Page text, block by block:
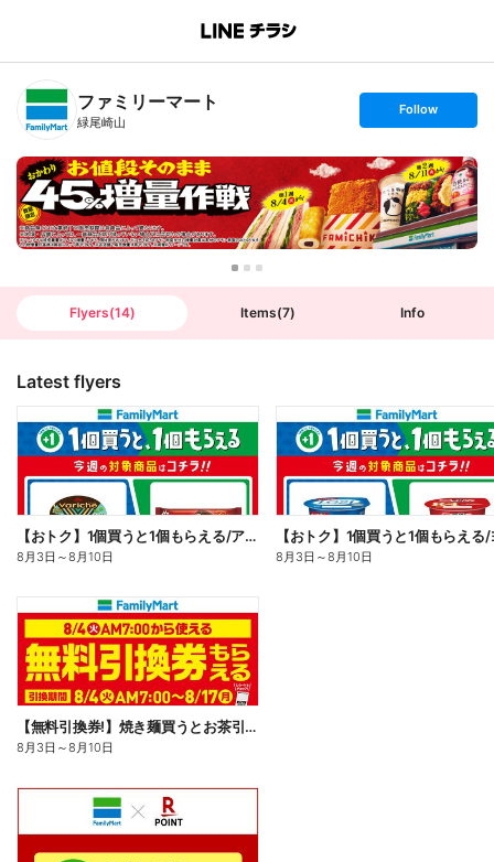
B
n
T
ファミリーマート
緑尾崎山
s
t
o
l
l
o
w
Follow
Flyers(14) Items(7) Info
Latest flyers
【おトク】1個買うと1個もらえる/アイス
8月3日 ～8月10日 8月3日 ～8月10日
【無料引換券!】焼き麺買うとお茶引換券貰える!
8月3日 ～8月10日